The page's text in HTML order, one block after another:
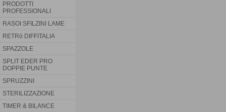
PRODOTTI
PROFESSIONALI
RASOI SFILZINI LAME
RETRò DIFFITALIA
SPAZZOLE
SPLIT EDER PRO
DOPPIE PUNTE
SPRUZZINI
STERILIZZAZIONE
TIMER & BILANCE